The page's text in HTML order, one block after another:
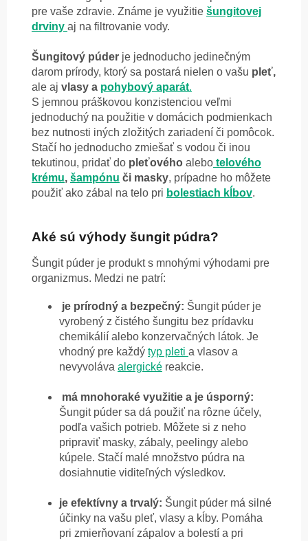
pre vaše zdravie. Známe je využitie šungitovej
drviny aj na filtrovanie vody.
Šungitový púder je jednoducho jedinečným
darom prírody, ktorý sa postará nielen o vašu pleť,
ale aj vlasy a pohybový aparát.
S jemnou práškovou konzistenciou veľmi
jednoduchý na použitie v domácich podmienkach
bez nutnosti iných zložitých zariadení či pomôcok.
Stačí ho jednoducho zmiešať s vodou či inou
tekutinou, pridať do pleťového alebo telového
krému, šampónu či masky, prípadne ho môžete
použiť ako zábal na telo pri bolestiach kĺbov.
Aké sú výhody šungit púdra?
Šungit púder je produkt s mnohými výhodami pre
organizmus. Medzi ne patrí:
je prírodný a bezpečný: Šungit púder je
vyrobený z čistého šungitu bez prídavku
chemikálií alebo konzervačných látok. Je
vhodný pre každý typ pleti a vlasov a
nevyvoláva alergické reakcie.
má mnohoraké využitie a je úsporný:
Šungit púder sa dá použiť na rôzne účely,
podľa vašich potrieb. Môžete si z neho
pripraviť masky, zábaly, peelingy alebo
kúpele. Stačí malé množstvo púdra na
dosiahnutie viditeľných výsledkov.
je efektívny a trvalý: Šungit púder má silné
účinky na vašu pleť, vlasy a kĺby. Pomáha
pri zmierňovaní zápalov a bolestí a pri